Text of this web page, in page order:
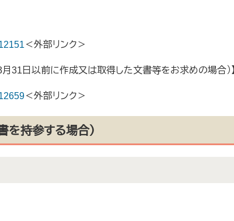
＜外部リンク＞
31日以前に作成又は取得した文書等をお求めの場合）】
＜外部リンク＞
を持参する場合）